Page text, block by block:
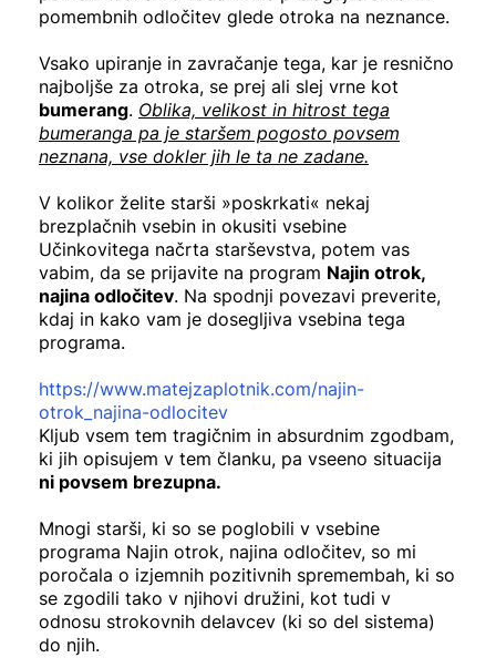
pomembnih odločitev glede otroka na neznance.
Vsako upiranje in zavračanje tega, kar je resnično
najboljše za otroka, se prej ali slej vrne kot
bumerang. Oblika, velikost in hitrost tega
bumeranga pa je staršem pogosto povsem
neznana, vse dokler jih le ta ne zadane.
V kolikor želite starši »poskrkati« nekaj
brezplačnih vsebin in okusiti vsebine
Učinkovitega načrta starševstva, potem vas
vabim, da se prijavite na program Najin otrok,
najina odločitev. Na spodnji povezavi preverite,
kdaj in kako vam je dosegljiva vsebina tega
programa.
https://www.matejzaplotnik.com/najin-
otrok_najina-odlocitev
Kljub vsem tem tragičnim in absurdnim zgodbam,
ki jih opisujem v tem članku, pa vseeno situacija
ni povsem brezupna.
Mnogi starši, ki so se poglobili v vsebine
programa Najin otrok, najina odločitev, so mi
poročala o izjemnih pozitivnih spremembah, ki so
se zgodili tako v njihovi družini, kot tudi v
odnosu strokovnih delavcev (ki so del sistema)
do njih.